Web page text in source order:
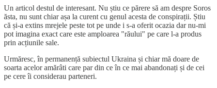
Un articol destul de interesant. Nu știu ce părere să am despre Soros
ăsta, nu sunt chiar așa la curent cu genul acesta de conspirații. Știu
că și-a extins mrejele peste tot pe unde i s-a oferit ocazia dar nu-mi
pot imagina exact care este amploarea "răului" pe care l-a produs
prin acțiunile sale.
Urmăresc, în permanență subiectul Ukraina și chiar mă doare de
soarta acelor amărâti care par din ce în ce mai abandonați și de cei
pe cere îi considerau parteneri.